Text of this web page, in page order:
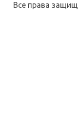
Все права